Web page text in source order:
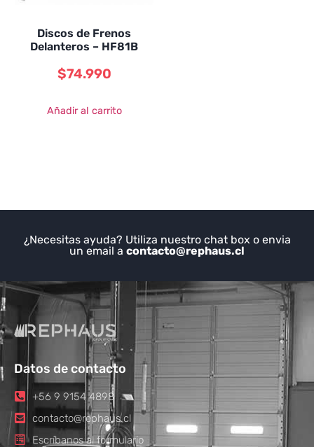
Discos de Frenos
Delanteros – HF81B
$74.990
Añadir al carrito
¿Necesitas ayuda? Utiliza nuestro chat box o envia
un email a contacto@rephaus.cl
Datos de contacto
+56 9 9154 4898
contacto@rephaus.cl
Escríbanos al formulario